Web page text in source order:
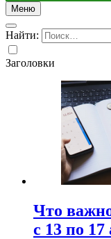
Меню
Найти:
Заголовки
Что
с 13 по 17